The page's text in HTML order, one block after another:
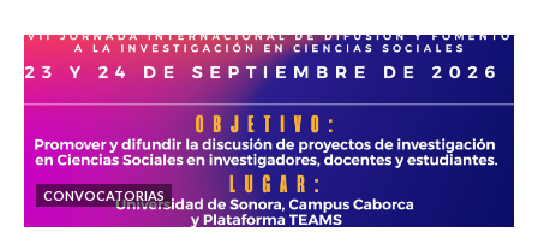
CONVOCATORIAS